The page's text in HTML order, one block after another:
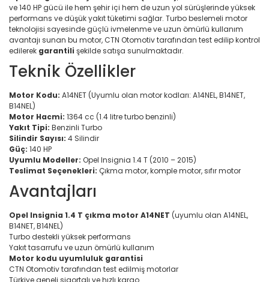
ve 140 HP gücü ile hem şehir içi hem de uzun yol sürüşlerinde yüksek
performans ve düşük yakıt tüketimi sağlar. Turbo beslemeli motor
teknolojisi sayesinde güçlü ivmelenme ve uzun ömürlü kullanım
avantajı sunan bu motor, CTN Otomotiv tarafından test edilip kontrol
edilerek garantili şekilde satışa sunulmaktadır.
Teknik Özellikler
Motor Kodu: A14NET (Uyumlu olan motor kodları: A14NEL, B14NET,
B14NEL)
Motor Hacmi: 1364 cc (1.4 litre turbo benzinli)
Yakıt Tipi: Benzinli Turbo
Silindir Sayısı: 4 Silindir
Güç: 140 HP
Uyumlu Modeller: Opel Insignia 1.4 T (2010 – 2015)
Teslimat Seçenekleri: Çıkma motor, komple motor, sıfır motor
Avantajları
Opel Insignia 1.4 T çıkma motor A14NET (uyumlu olan A14NEL,
B14NET, B14NEL)
Turbo destekli yüksek performans
Yakıt tasarrufu ve uzun ömürlü kullanım
Motor kodu uyumluluk garantisi
CTN Otomotiv tarafından test edilmiş motorlar
Türkiye geneli sigortalı ve hızlı kargo